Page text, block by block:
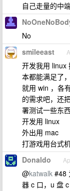
自己走量的中
No
smileeast
开发我用 linux
本都能满足了
就用 win ，各
的需求吧，还
署测试一些东
开发用 linux
外出用 mac
打游戏用台式
Donaldo
@katwalk #48
器 c 口，u 盘